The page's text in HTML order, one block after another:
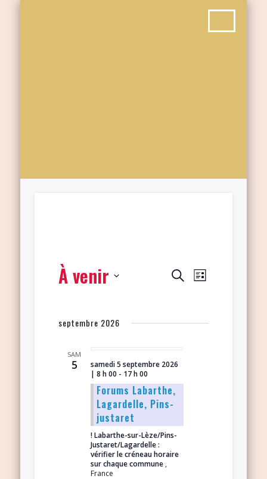
Recherche
Évènements
RechercheNavigation
Liste
À venir
date.
septembre 2026
SAM
5
samedi 5 septembre 2026
| 8 h 00 - 17 h 00
Forums Labarthe,
Lagardelle, Pins-
justaret
! Labarthe-sur-Lèze/Pins-
Justaret/Lagardelle :
vérifier le créneau horaire
sur chaque commune ,
France